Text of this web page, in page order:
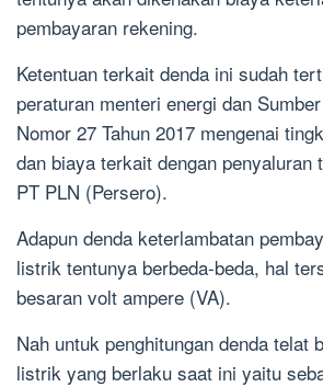
pembayaran rekening.
Ketentuan terkait denda ini sudah
peraturan menteri energi dan
Nomor 27 Tahun 2017 mengenai
dan biaya terkait dengan penyaluran
PT PLN (Persero).
Adapun denda keterlambatan
listrik tentunya berbeda-beda, hal
besaran volt ampere (VA).
Nah untuk penghitungan denda telat
listrik yang berlaku saat ini yaitu